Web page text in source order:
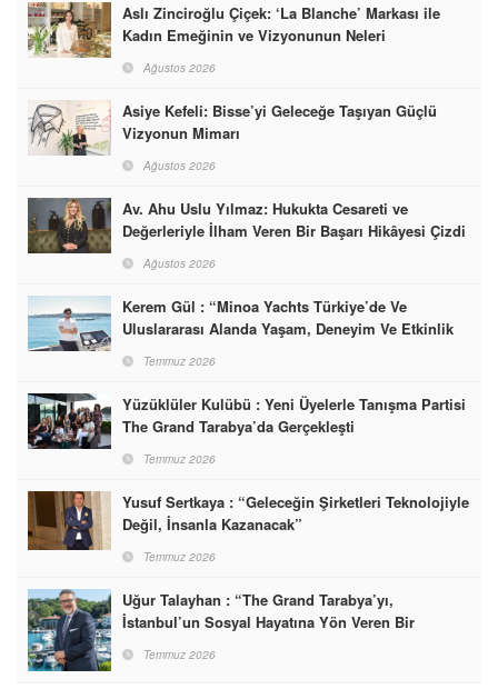
Aslı Zinciroğlu Çiçek: ‘La Blanche’ Markası ile
Kadın Emeğinin ve Vizyonunun Neleri
Başarabileceğinin En Güzel Örneğini Sunuyor
Ağustos 2026
Asiye Kefeli: Bisse’yi Geleceğe Taşıyan Güçlü
Vizyonun Mimarı
Ağustos 2026
Av. Ahu Uslu Yılmaz: Hukukta Cesareti ve
Değerleriyle İlham Veren Bir Başarı Hikâyesi Çizdi
Ağustos 2026
Kerem Gül : “Minoa Yachts Türkiye’de Ve
Uluslararası Alanda Yaşam, Deneyim Ve Etkinlik
Markası Olacak”
Temmuz 2026
Yüzüklüler Kulübü : Yeni Üyelerle Tanışma Partisi
The Grand Tarabya’da Gerçekleşti
Temmuz 2026
Yusuf Sertkaya : “Geleceğin Şirketleri Teknolojiyle
Değil, İnsanla Kazanacak”
Temmuz 2026
Uğur Talayhan : “The Grand Tarabya’yı,
İstanbul’un Sosyal Hayatına Yön Veren Bir
Destinasyon Haline Getirmeyi Hedefliyorum”
Temmuz 2026